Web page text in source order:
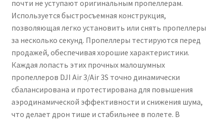
почти не уступают оригинальным пропеллерам.
Используется быстросъемная конструкция,
позволяющая легко установить или снять пропеллеры
за несколько секунд. Пропеллеры тестируются перед
продажей, обеспечивая хорошие характеристики.
Каждая лопасть этих прочных малошумных
пропеллеров DJI Air 3/Air 3S точно динамически
сбалансирована и протестирована для повышения
аэродинамической эффективности и снижения шума,
что делает дрон тише и стабильнее в полете. В